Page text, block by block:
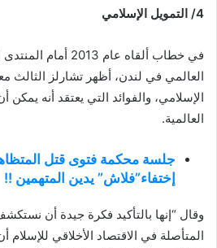
4/ التمويل الإسلامي
في خطاب ألقاه عام
العالمي في لندن، أظهر تشارلز الثالث
الإسلامي، والفوائد التي يعتقد أنه يمكن
العالمية.
جلسة محكمة فتوى قتل
إختفاء”فلاش” يدين المتهمين !!
وقال “إنها بالتأكيد فكرة جيدة أن
المتأصلة في الاقتصاد الأخلاقي